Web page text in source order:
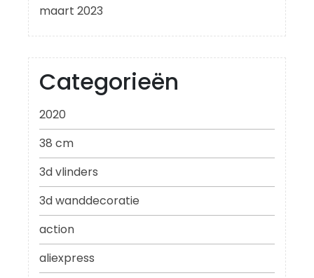
maart 2023
Categorieën
2020
38 cm
3d vlinders
3d wanddecoratie
action
aliexpress